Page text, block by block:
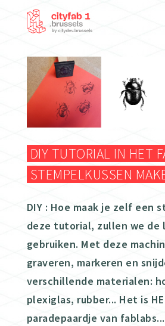
DIY TUTORIAL IN HET
STEMPELKUSSEN
DIY : Hoe maak je zelf een
deze tutorial, zullen we de
gebruiken. Met deze
graveren, markeren en
verschillende materialen:
plexiglas, rubber... Het is
paradepaardje van